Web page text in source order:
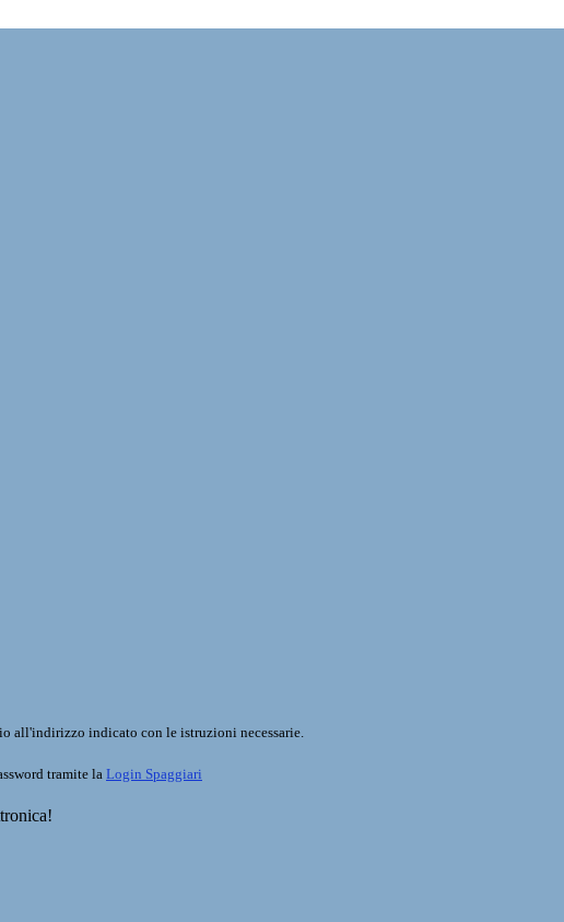
all'indirizzo indicato con le istruzioni necessarie.
tramite la Login Spaggiari